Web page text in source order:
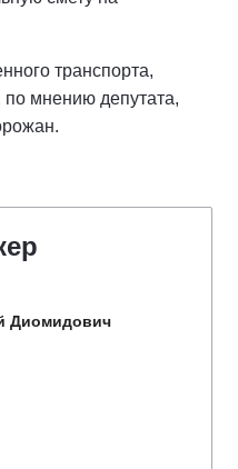
транспорта,
мнению депутата,
Диомидович